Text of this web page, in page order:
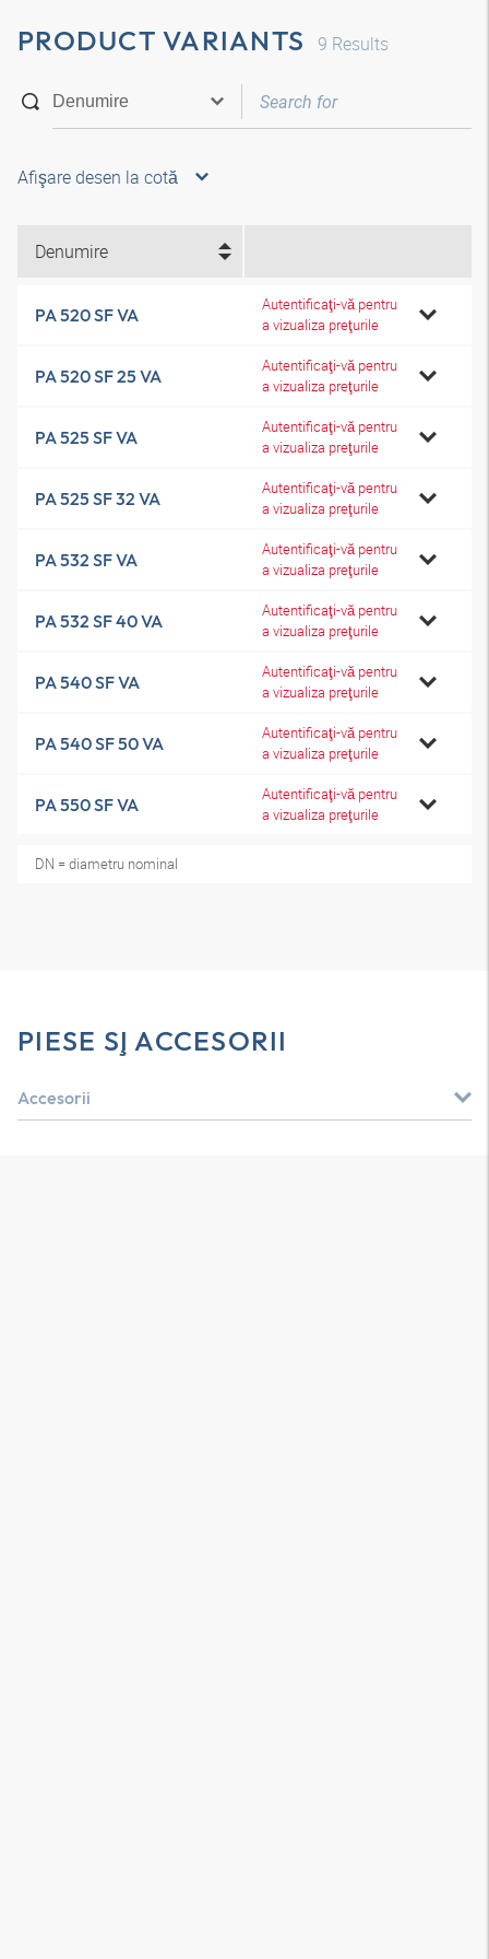
PRODUCT VARIANTS 9 Results
Afişare desen la cotă
Denumire
PA 520 SF VA
Autentificaţi-vă pentru
a vizualiza preţurile
PA 520 SF 25 VA
Autentificaţi-vă pentru
a vizualiza preţurile
PA 525 SF VA
Autentificaţi-vă pentru
a vizualiza preţurile
PA 525 SF 32 VA
Autentificaţi-vă pentru
a vizualiza preţurile
PA 532 SF VA
Autentificaţi-vă pentru
a vizualiza preţurile
PA 532 SF 40 VA
Autentificaţi-vă pentru
a vizualiza preţurile
PA 540 SF VA
Autentificaţi-vă pentru
a vizualiza preţurile
PA 540 SF 50 VA
Autentificaţi-vă pentru
a vizualiza preţurile
PA 550 SF VA
Autentificaţi-vă pentru
a vizualiza preţurile
DN = diametru nominal
PIESE ŞI ACCESORII
Accesorii